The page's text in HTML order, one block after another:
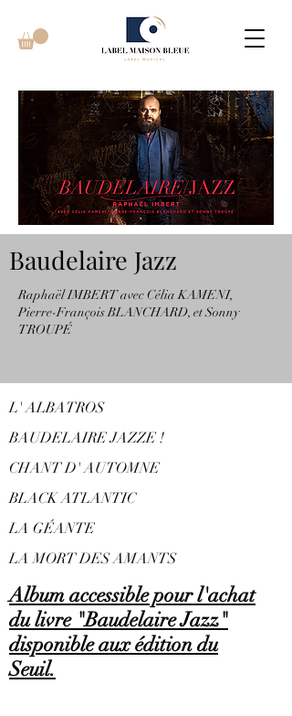
Baudelaire Jazz
Raphaël IMBERT avec Célia KAMENI,
Pierre-François BLANCHARD, et Sonny
TROUPÉ
L' ALBATROS
BAUDELAIRE JAZZE !
CHANT D' AUTOMNE
BLACK ATLANTIC
LA GÉANTE
LA MORT DES AMANTS
Album accessible pour l'achat
du livre "Baudelaire Jazz"
disponible aux édition du
Seuil.